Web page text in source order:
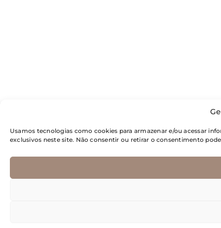
Usamos tecnologias como cookies para armazenar e/ou acessar
exclusivos neste site. Não consentir ou retirar o consentimento